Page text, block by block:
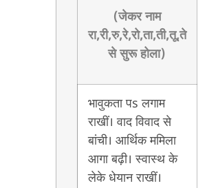
(जेकर नाम
रा,री,रु,रे,रो,ता,ती,तू,ते
से सुरू होला)
भावुकता पs लगाम
राखीं। वाद विवाद से
बांची। आर्थिक ममिला
आगा बढ़ी। स्वास्थ के
लेके धेयान राखीं।